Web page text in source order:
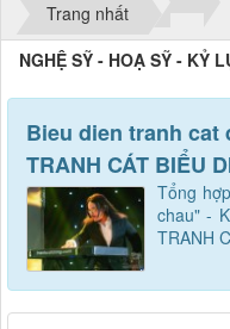
Trang nhất
NGHỆ SỸ - HOẠ SỸ - KỶ
Bieu dien tranh cat
TRANH CÁT BIỂU
Tổng
chau" -
TRANH